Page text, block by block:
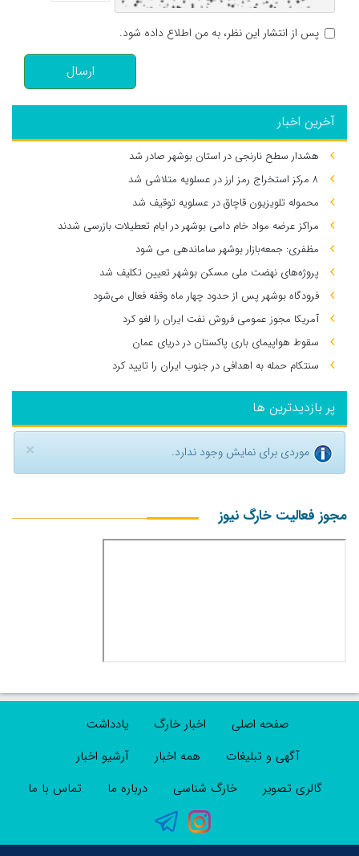
پس از انتشار این نظر، به من اطلاع داده شود.
ارسال
آخرین اخبار
هشدار سطح نارنجی در استان بوشهر صادر شد
۸ مرکز استخراج رمز ارز در عسلویه متلاشی شد
محموله تلویزیون قاچاق در عسلویه توقیف شد
مراکز عرضه مواد خام دامی بوشهر در ایام تعطیلات بازرسی شدند
مظفری: جمعه‌بازار بوشهر ساماندهی می‌ شود
پروژه‌های نهضت ملی مسکن بوشهر تعیین تکلیف شد
فرودگاه بوشهر پس از حدود چهار ماه وقفه فعال می‌شود
آمریکا مجوز عمومی فروش نفت ایران را لغو کرد
سقوط هواپیمای باری پاکستان در دریای عمان
سنتکام حمله به اهدافی در جنوب ایران را تایید کرد
پر بازدیدترین ها
× موردی برای نمایش وجود ندارد.
مجوز فعالیت خارگ نیوز
صفحه اصلی اخبار خارگ
یادداشت
آگهی و تبلیغات
همه اخبار
آرشیو اخبار
گالری تصویر
خارگ شناسی درباره ما تماس با ما